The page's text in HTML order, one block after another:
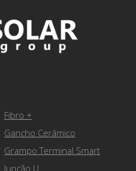
Fibro +
Gancho Cerâmico
Grampo Terminal Smart
Junção U